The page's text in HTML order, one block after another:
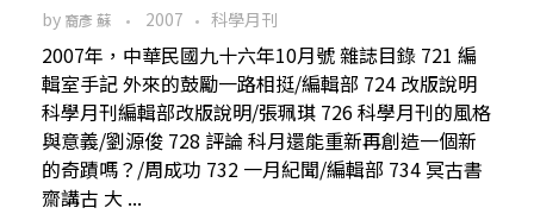
by 裔彥 蘇 2007 科學月刊
2007年，中華民國九十六年10月號 雜誌目錄 721 編
輯室手記 外來的鼓勵一路相挺/編輯部 724 改版說明
科學月刊編輯部改版說明/張珮琪 726 科學月刊的風格
與意義/劉源俊 728 評論 科月還能重新再創造一個新
的奇蹟嗎？/周成功 732 一月紀聞/編輯部 734 冥古書
齋講古 大 ...